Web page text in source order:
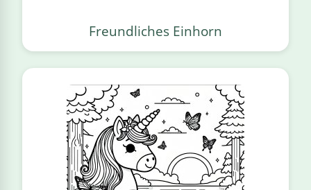
Freundliches Einhorn